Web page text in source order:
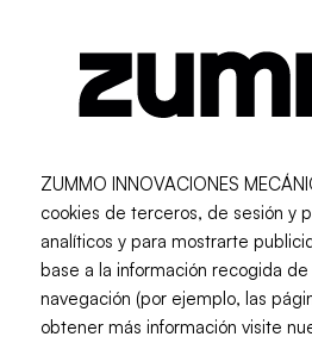
El toque final: cubrimos los
salsa de limón y
Servimos el salmón
acompañamos con nuestra
como arroz basmati, una
tomate o verduras a la
ZUMMO INNOVACIONES
cookies de terceros, de sesión y
analíticos y para mostrarte
base a la información recogida
navegación (por ejemplo, las
obtener más información visite